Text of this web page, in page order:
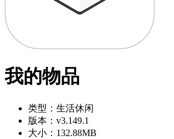
我的物品
类型： 生活休闲
版本： v3.149.1
大小： 132.88MB